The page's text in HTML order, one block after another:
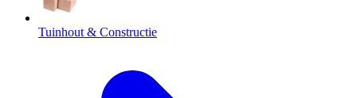
Tuinhout & Constructie